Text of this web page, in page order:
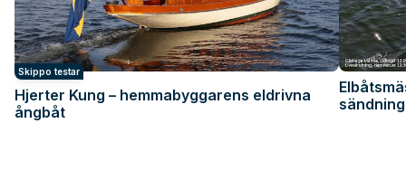
Skippo testar
Hjerter Kung – hemmabyggarens eldrivna
ångbåt